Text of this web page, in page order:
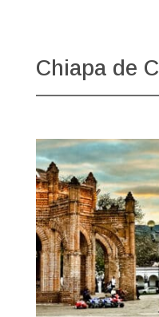
Chiapa de